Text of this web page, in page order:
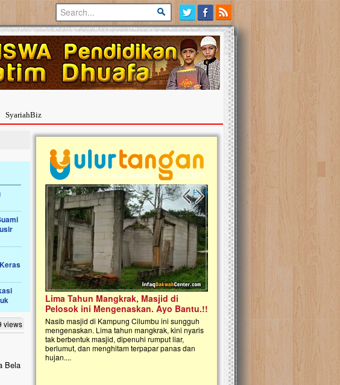
SyariahBiz
views
Bela
Previous slide
Next slide
di
Bantu.!!
sungguh
kini nyaris
dan
Palestina Masih Berduka, Ayo Ulurkan
Tangan Bantu Mereka
Sahabat, Ulurtangan mari kirimkan dukungan
terbaikmu untuk warga Palestina di Gaza demi
menguatkan mereka menghadapi situasi
mencekam ini. Mari dukung mereka dengan
berdonasi dengan cara:...
Open Donasi Wakaf
Rumah Qur'an & TK Islam
Najjah di Jonggol
Saat ini, Ulurtangan bersama Yayasan
Najjahtul Islam Jonggol sedang merintis
pembangunan Rumah Qur’an dan
kanak Islam Terpadu (TKIT) An Najjah
Gedung Majelis Taklim di Jonggol,...